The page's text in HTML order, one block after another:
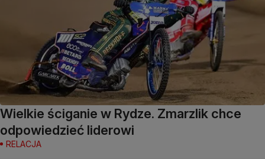
Wielkie ściganie w Rydze. Zmarzlik chce
odpowiedzieć liderowi
RELACJA